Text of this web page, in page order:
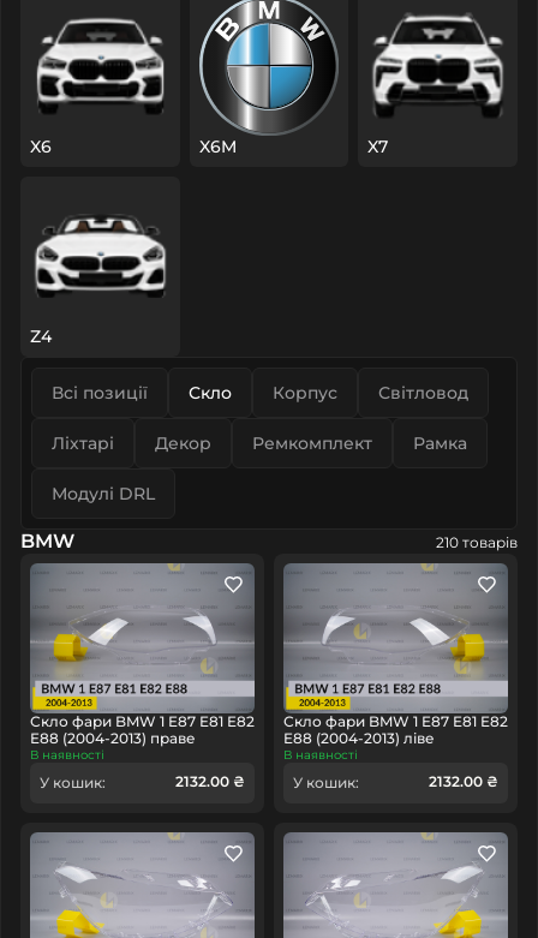
X6 X6M X7
Z4
Всі позиції Скло Корпус Світловод
Ліхтарі Декор Ремкомплект Рамка
Модулі DRL
BMW 210 товарів
Скло фари BMW 1 E87 E81 E82
E88 (2004-2013) праве
В наявності
У кошик: 2132.00 ₴
Скло фари BMW 1 E87 E81 E82
E88 (2004-2013) ліве
В наявності
У кошик: 2132.00 ₴